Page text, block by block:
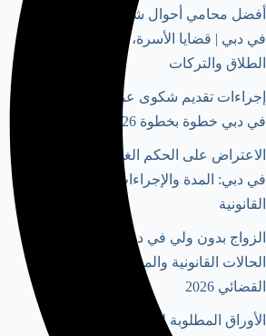
أفضل محامي أحوال شخصية
في دبي | قضايا الأسرة،
الطلاق والتركات
إجراءات تقديم شكوى عمالية
في دبي خطوة بخطوة 2026
الاعتراض على الحكم الغيابي
في دبي: المدة والإجراءات
القانونية
الزواج بدون ولي في دبي:
الحالات القانونية والمسار
القضائي 2026
الأوراق المطلوبة للزواج في